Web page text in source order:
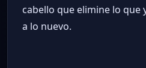
cabello que elimine lo que
a lo nuevo.